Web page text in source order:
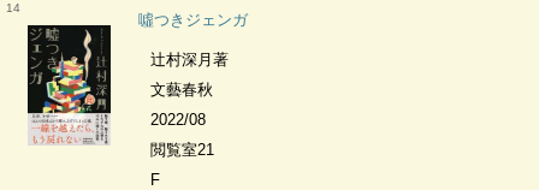
14
噓つきジェンガ
辻村深月著
文藝春秋
2022/08
閲覧室21
F